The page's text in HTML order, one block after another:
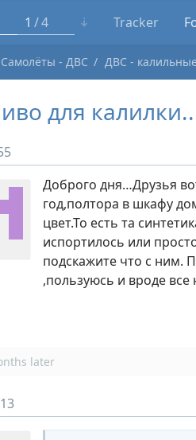
1 4 Tracker
Самолёты - ДВС ДВС -
для
Доброго дня…Друзья
год,полтора в шкафу
цвет.То есть та
испортилось или
подскажите что с ним.
,пользуюсь и вроде
later